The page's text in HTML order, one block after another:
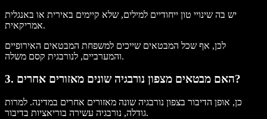
יש בה שינויי טון ייחודיים למילים, שלא קיימים באירית או באנגלית
אמריקאית.
לכן, אף שכל המבטאים שייכים למשפחת המבטאים האירופיים
והמערביים, לנורבגית קסם משלה.
3. האם מבטאים מצפון נורבגיה שונים מאזורים אחרים?
כן, אופן הדיבור בצפון נורבגיה שונה מאזורים אחרים במדינה. למרות
גודלה, נורבגיה עשירה בוריאציות בדיבור.